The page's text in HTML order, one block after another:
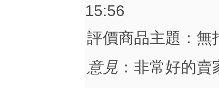
15:56
評價商品主題：無
意見 ：非常好的賣